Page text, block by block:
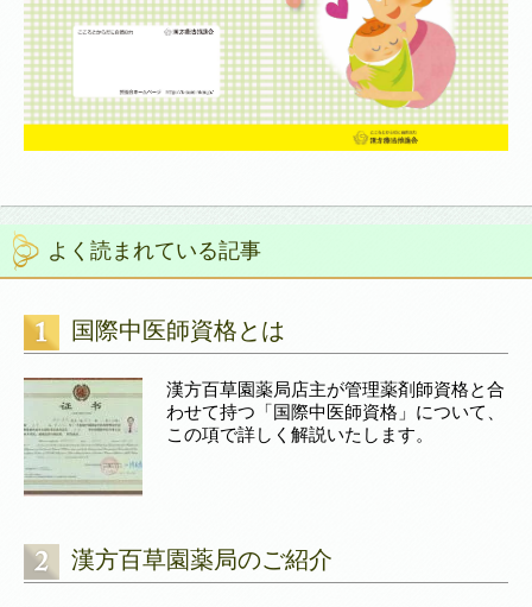
よく読まれている記事
国際中医師資格とは
漢方百草園薬局店主が管理薬剤師資格と合
わせて持つ「国際中医師資格」について、
この項で詳しく解説いたします。
漢方百草園薬局のご紹介